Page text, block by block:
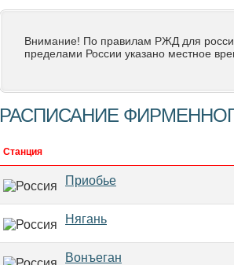
Внимание! По правилам РЖД для
пределами России указано местное
РАСПИСАНИЕ
Станция
Приобье
Нягань
Вонъеган